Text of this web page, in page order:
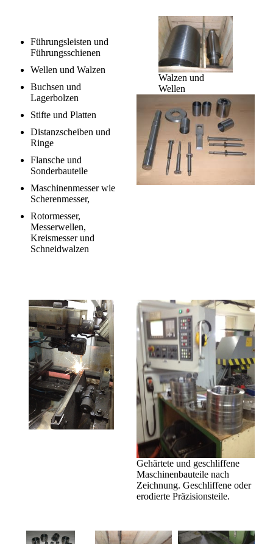
Führungsleisten und
Führungsschienen
Wellen und Walzen
Buchsen und
Lagerbolzen
Stifte und Platten
Distanzscheiben und
Ringe
Flansche und
Sonderbauteile
Maschinenmesser wie
Scherenmesser,
Rotormesser,
Messerwellen,
Kreismesser und
Schneidwalzen
Walzen und
Wellen
Gehärtete und geschliffene
Maschinenbauteile nach
Zeichnung. Geschliffene oder
erodierte Präzisionsteile.